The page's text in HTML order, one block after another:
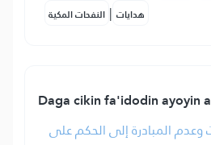
النفحات المكية | هدايات
Daga cikin fa'idodin ayoyin
وعدم المبادرة إلى الحكم على